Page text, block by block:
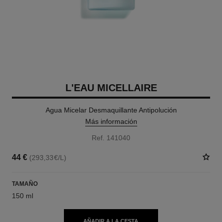
L'EAU MICELLAIRE
Agua Micelar Desmaquillante Antipolución
Más información
Ref. 141040
44 € (293,33€/L)
TAMAÑO
150 ml